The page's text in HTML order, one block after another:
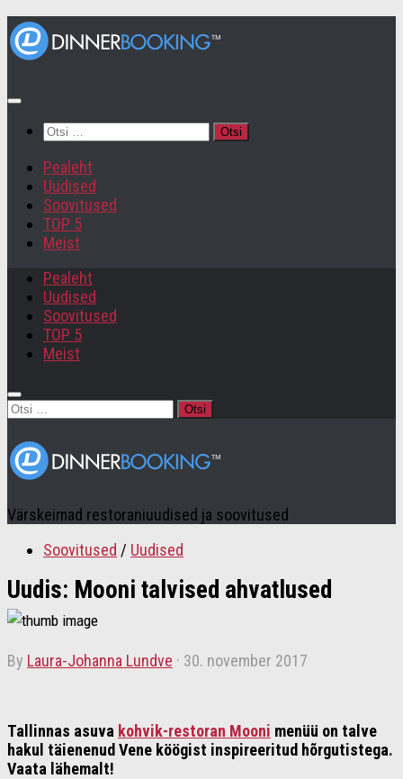
Otsi:
Pealeht
Uudised
Soovitused
TOP 5
Meist
Pealeht
Uudised
Soovitused
TOP 5
Meist
Otsi:
Värskeimad restoraniuudised ja soovitused
Soovitused / Uudised
Uudis: Mooni talvised ahvatlused
by Laura-Johanna Lundve · 30. november 2017
Tallinnas asuva kohvik-restoran Mooni menüü on talve
hakul täienenud Vene köögist inspireeritud hõrgutistega.
Vaata lähemalt!